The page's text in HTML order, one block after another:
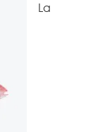
La